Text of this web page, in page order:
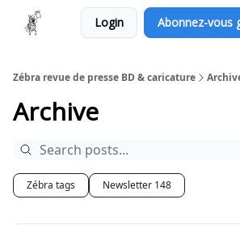
Login Abonnez-vous
Zébra revue de presse BD & caricature
Archive
Zébra tags Newsletter 148